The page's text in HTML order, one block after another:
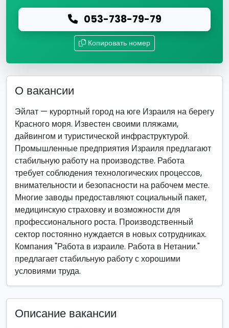
053-738-79-79
Копировать номер
О вакансии
Эйлат — курортный город на юге Израиля на берегу
Красного моря. Известен своими пляжами,
дайвингом и туристической инфраструктурой.
Промышленные предприятия Израиля предлагают
стабильную работу на производстве. Работа
требует соблюдения технологических процессов,
внимательности и безопасности на рабочем месте.
Многие заводы предоставляют социальный пакет,
медицинскую страховку и возможности для
профессионального роста. Производственный
сектор постоянно нуждается в новых сотрудниках.
Компания "Работа в израиле. Работа в Нетании."
предлагает стабильную работу с хорошими
условиями труда.
Описание вакансии